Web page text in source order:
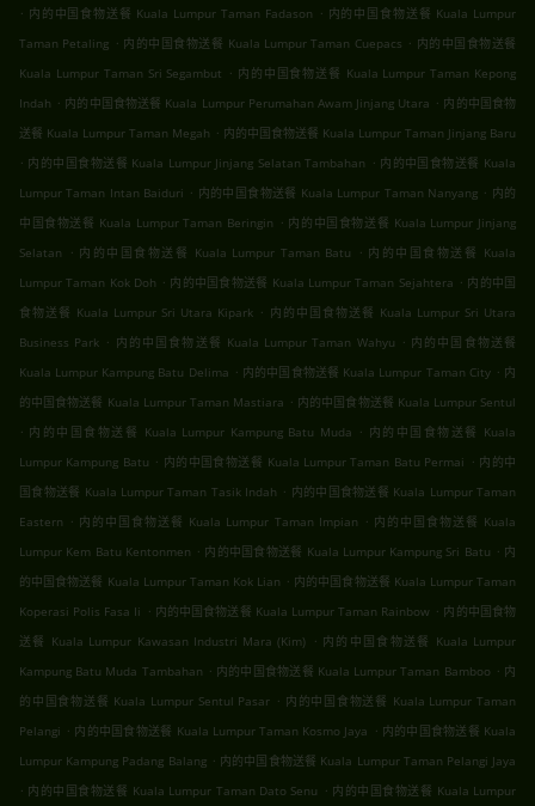
. 内的中国食物送餐 Kuala Lumpur Taman Fadason . 内的中国食物送餐 Kuala Lumpur
Taman Petaling . 内的中国食物送餐 Kuala Lumpur Taman Cuepacs . 内的中国食物送餐
Kuala Lumpur Taman Sri Segambut . 内的中国食物送餐 Kuala Lumpur Taman Kepong
Indah . 内的中国食物送餐 Kuala Lumpur Perumahan Awam Jinjang Utara . 内的中国食物
送餐 Kuala Lumpur Taman Megah . 内的中国食物送餐 Kuala Lumpur Taman Jinjang Baru
. 内的中国食物送餐 Kuala Lumpur Jinjang Selatan Tambahan . 内的中国食物送餐 Kuala
Lumpur Taman Intan Baiduri . 内的中国食物送餐 Kuala Lumpur Taman Nanyang . 内的
中国食物送餐 Kuala Lumpur Taman Beringin . 内的中国食物送餐 Kuala Lumpur Jinjang
Selatan
. 内的中国食物送餐 Kuala Lumpur Taman Batu . 内的中国食物送餐 Kuala
Lumpur Taman Kok Doh . 内的中国食物送餐 Kuala Lumpur Taman Sejahtera . 内的中国
食物送餐 Kuala Lumpur Sri Utara Kipark . 内的中国食物送餐 Kuala Lumpur Sri Utara
Business Park . 内的中国食物送餐 Kuala Lumpur Taman Wahyu . 内的中国食物送餐
Kuala Lumpur Kampung Batu Delima . 内的中国食物送餐 Kuala Lumpur Taman City . 内
的中国食物送餐 Kuala Lumpur Taman Mastiara . 内的中国食物送餐 Kuala Lumpur Sentul
. 内的中国食物送餐 Kuala Lumpur Kampung Batu Muda . 内的中国食物送餐 Kuala
Lumpur Kampung Batu . 内的中国食物送餐 Kuala Lumpur Taman Batu Permai . 内的中
国食物送餐 Kuala Lumpur Taman Tasik Indah . 内的中国食物送餐 Kuala Lumpur Taman
Eastern . 内的中国食物送餐 Kuala Lumpur Taman Impian . 内的中国食物送餐 Kuala
Lumpur Kem Batu Kentonmen . 内的中国食物送餐 Kuala Lumpur Kampung Sri Batu . 内
的中国食物送餐 Kuala Lumpur Taman Kok Lian . 内的中国食物送餐 Kuala Lumpur Taman
Koperasi Polis Fasa Ii . 内的中国食物送餐 Kuala Lumpur Taman Rainbow . 内的中国食物
送餐 Kuala Lumpur Kawasan Industri Mara (Kim) . 内的中国食物送餐 Kuala Lumpur
Kampung Batu Muda Tambahan . 内的中国食物送餐 Kuala Lumpur Taman Bamboo . 内
的中国食物送餐 Kuala Lumpur Sentul Pasar . 内的中国食物送餐 Kuala Lumpur Taman
Pelangi . 内的中国食物送餐 Kuala Lumpur Taman Kosmo Jaya . 内的中国食物送餐 Kuala
Lumpur Kampung Padang Balang . 内的中国食物送餐 Kuala Lumpur Taman Pelangi Jaya
. 内的中国食物送餐 Kuala Lumpur Taman Dato Senu . 内的中国食物送餐 Kuala Lumpur